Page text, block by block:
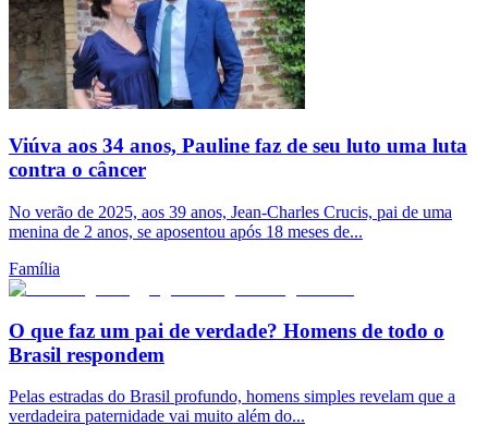
Viúva aos 34 anos, Pauline faz de seu luto uma luta
contra o câncer
No verão de 2025, aos 39 anos, Jean-Charles Crucis, pai de uma
menina de 2 anos, se aposentou após 18 meses de...
Família
O que faz um pai de verdade? Homens de todo o
Brasil respondem
Pelas estradas do Brasil profundo, homens simples revelam que a
verdadeira paternidade vai muito além do...